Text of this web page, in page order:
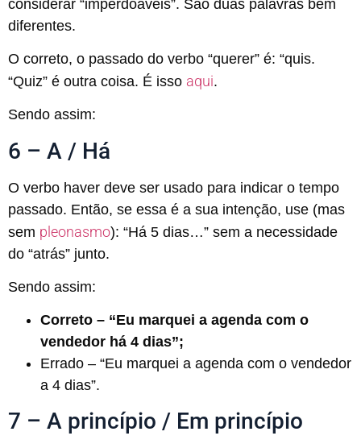
considerar “imperdoáveis”. São duas palavras bem
diferentes.
O correto, o passado do verbo “querer” é: “quis.
“Quiz” é outra coisa. É isso aqui.
Sendo assim:
6 – A / Há
O verbo haver deve ser usado para indicar o tempo
passado. Então, se essa é a sua intenção, use (mas
sem pleonasmo): “Há 5 dias…” sem a necessidade
do “atrás” junto.
Sendo assim:
Correto – “Eu marquei a agenda com o
vendedor há 4 dias”;
Errado – “Eu marquei a agenda com o vendedor
a 4 dias”.
7 – A princípio / Em princípio